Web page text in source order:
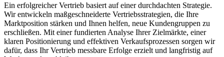
Ein erfolgreicher Vertrieb basiert auf einer durchdachten Strategie.
Wir entwickeln maßgeschneiderte Vertriebsstrategien, die Ihre
Marktposition stärken und Ihnen helfen, neue Kundengruppen zu
erschließen. Mit einer fundierten Analyse Ihrer Zielmärkte, einer
klaren Positionierung und effektiven Verkaufsprozessen sorgen wir
dafür, dass Ihr Vertrieb messbare Erfolge erzielt und langfristig auf